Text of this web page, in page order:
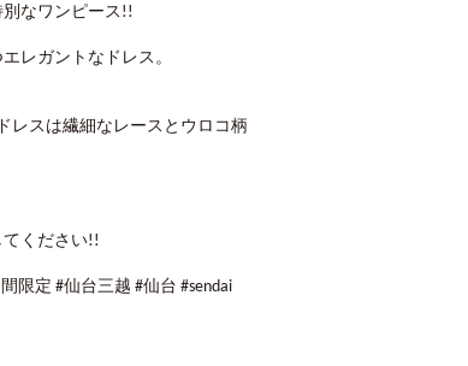
なワンピース!!
レガントなドレス。
レスは繊細なレースとウロコ柄
ください!!
間限定 #仙台三越 #仙台 #sendai